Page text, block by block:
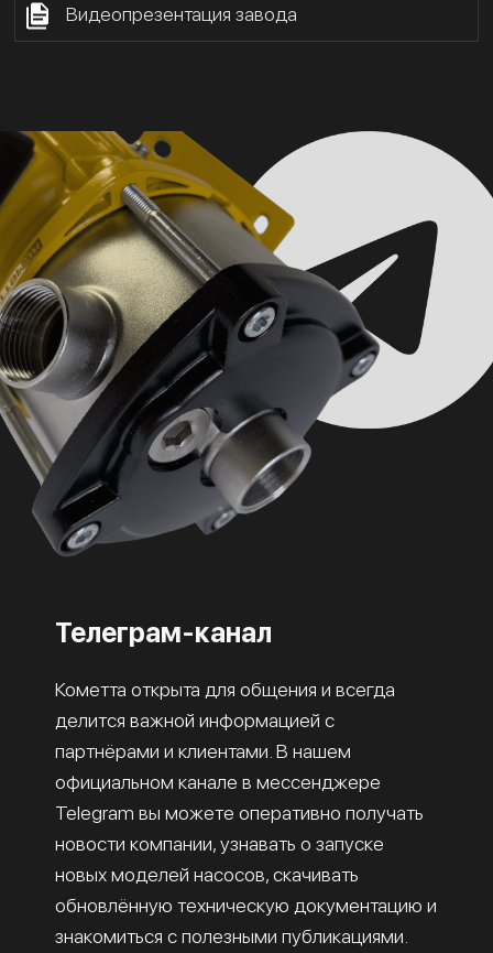
Видеопрезентация завода
Телеграм-канал
Кометта открыта для общения и всегда
делится важной информацией с
партнёрами и клиентами. В нашем
официальном канале в мессенджере
Telegram вы можете оперативно получать
новости компании, узнавать о запуске
новых моделей насосов, скачивать
обновлённую техническую документацию и
знакомиться с полезными публикациями.